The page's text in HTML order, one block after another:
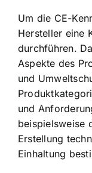
Um die CE-
Hersteller eine
durchführen.
Aspekte des
und
und
beispielsweise
Erstellung
Einhaltung